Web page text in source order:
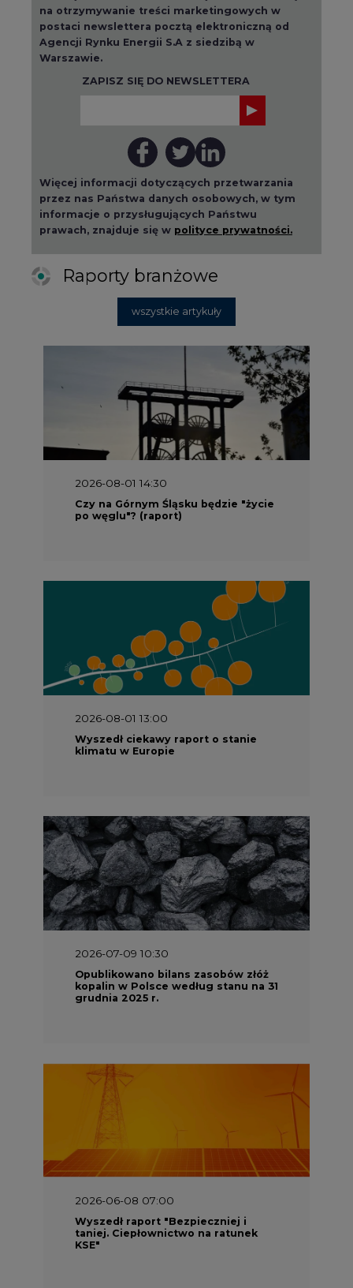
na otrzymywanie treści marketingowych w
postaci newslettera pocztą elektroniczną od
Agencji Rynku Energii S.A z siedzibą w
Warszawie.
ZAPISZ SIĘ DO NEWSLETTERA
Więcej informacji dotyczących przetwarzania
przez nas Państwa danych osobowych, w tym
informacje o przysługujących Państwu
prawach, znajduje się w polityce prywatności.
Raporty branżowe
wszystkie artykuły
2026-08-01 14:30
Czy na Górnym Śląsku będzie "życie
po węglu"? (raport)
2026-08-01 13:00
Wyszedł ciekawy raport o stanie
klimatu w Europie
2026-07-09 10:30
Opublikowano bilans zasobów złóż
kopalin w Polsce według stanu na 31
grudnia 2025 r.
2026-06-08 07:00
Wyszedł raport "Bezpieczniej i
taniej. Ciepłownictwo na ratunek
KSE"